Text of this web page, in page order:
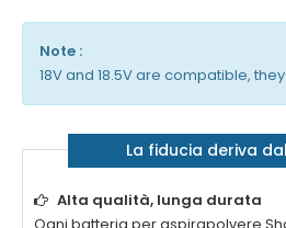
Note :
18V and 18.5V are compatible,
La fiducia deriva
Alta qualità, lunga durata